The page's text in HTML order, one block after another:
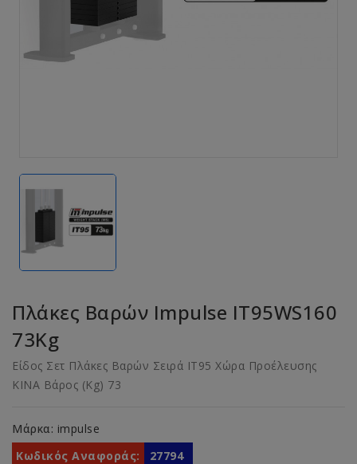
Πλάκες Βαρών Impulse IT95WS160
73Kg
Είδος Σετ Πλάκες Βαρών Σειρά IT95 Χώρα Προέλευσης
ΚΙΝΑ Βάρος (Kg) 73
Μάρκα: impulse
Κωδικός Αναφοράς:
27794